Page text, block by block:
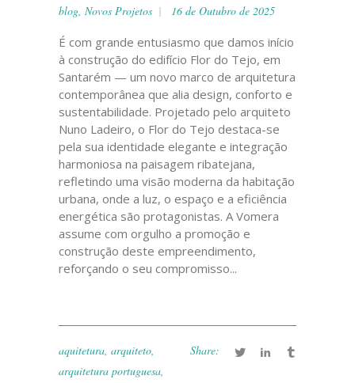
blog, Novos Projetos 16 de Outubro de 2025
É com grande entusiasmo que damos início
à construção do edifício Flor do Tejo, em
Santarém — um novo marco de arquitetura
contemporânea que alia design, conforto e
sustentabilidade. Projetado pelo arquiteto
Nuno Ladeiro, o Flor do Tejo destaca-se
pela sua identidade elegante e integração
harmoniosa na paisagem ribatejana,
refletindo uma visão moderna da habitação
urbana, onde a luz, o espaço e a eficiência
energética são protagonistas. A Vomera
assume com orgulho a promoção e
construção deste empreendimento,
reforçando o seu compromisso...
aquitetura, arquiteto,
arquitetura portuguesa,
Share: